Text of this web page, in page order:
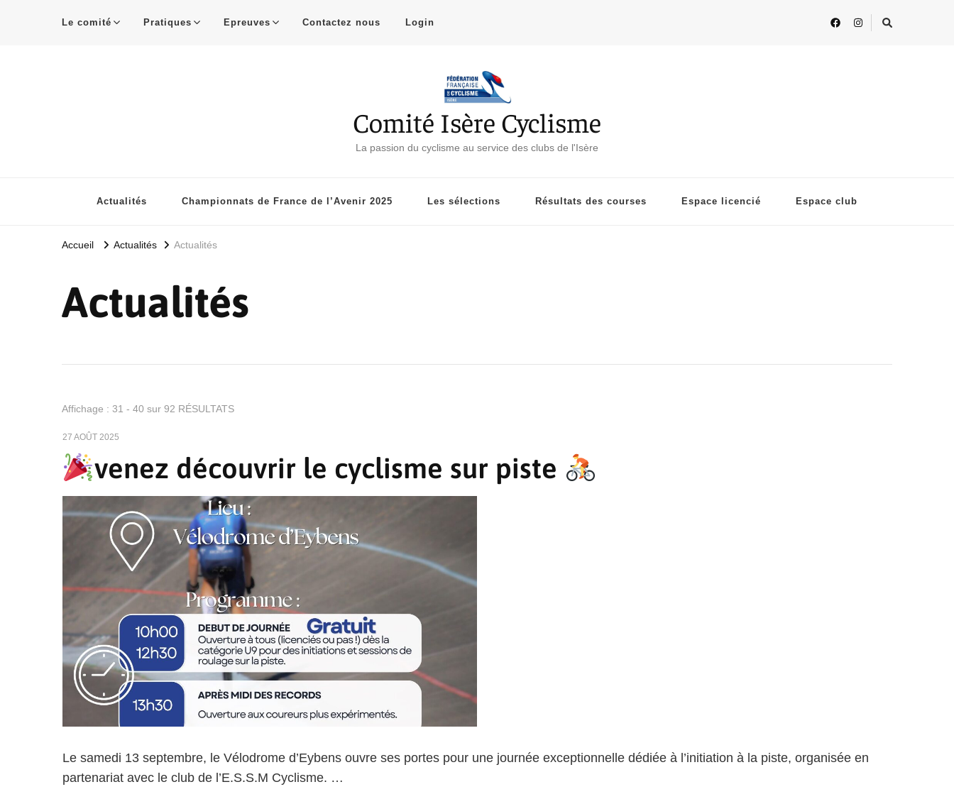
Le comité Pratiques Epreuves Contactez nous Login
Comité Isère Cyclisme
La passion du cyclisme au service des clubs de l'Isère
Actualités Championnats de France de l’Avenir 2025 Les sélections Résultats des courses Espace licencié Espace club
Accueil Actualités Actualités
Actualités
Affichage : 31 - 40 sur 92 RÉSULTATS
27 AOÛT 2025
venez découvrir le cyclisme sur piste
Le samedi 13 septembre, le Vélodrome d’Eybens ouvre ses portes pour une journée exceptionnelle dédiée à l’initiation à la piste, organisée en
partenariat avec le club de l’E.S.S.M Cyclisme. …